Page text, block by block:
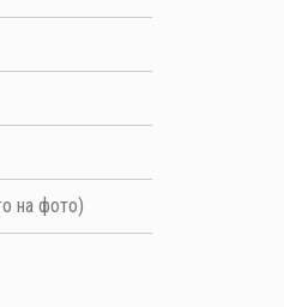
на фото)